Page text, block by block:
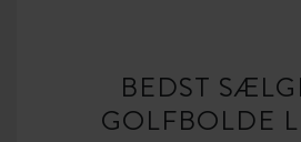
BEDST
GOLFBOLDE